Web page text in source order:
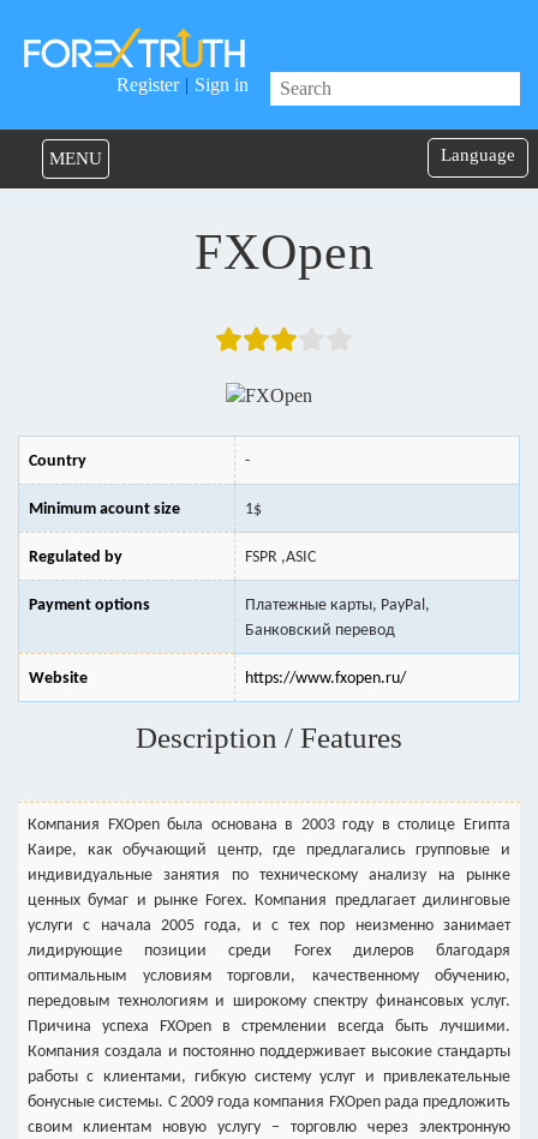
Register | Sign in
Language
MENU
FXOpen
Country -
Minimum acount size 1$
Regulated by FSPR ,ASIC
Payment options
Платежные карты, PayPal,
Банковский перевод
Website https://www.fxopen.ru/
Description / Features
Компания FXOpen была основана в 2003 году в столице Египта
Каире, как обучающий центр, где предлагались групповые и
индивидуальные занятия по техническому анализу на рынке
ценных бумаг и рынке Forex. Компания предлагает дилинговые
услуги с начала 2005 года, и с тех пор неизменно занимает
лидирующие позиции среди Forex дилеров благодаря
оптимальным условиям торговли, качественному обучению,
передовым технологиям и широкому спектру финансовых услуг.
Причина успеха FXOpen в стремлении всегда быть лучшими.
Компания создала и постоянно поддерживает высокие стандарты
работы с клиентами, гибкую систему услуг и привлекательные
бонусные системы. С 2009 года компания FXOpen рада предложить
своим клиентам новую услугу – торговлю через электронную